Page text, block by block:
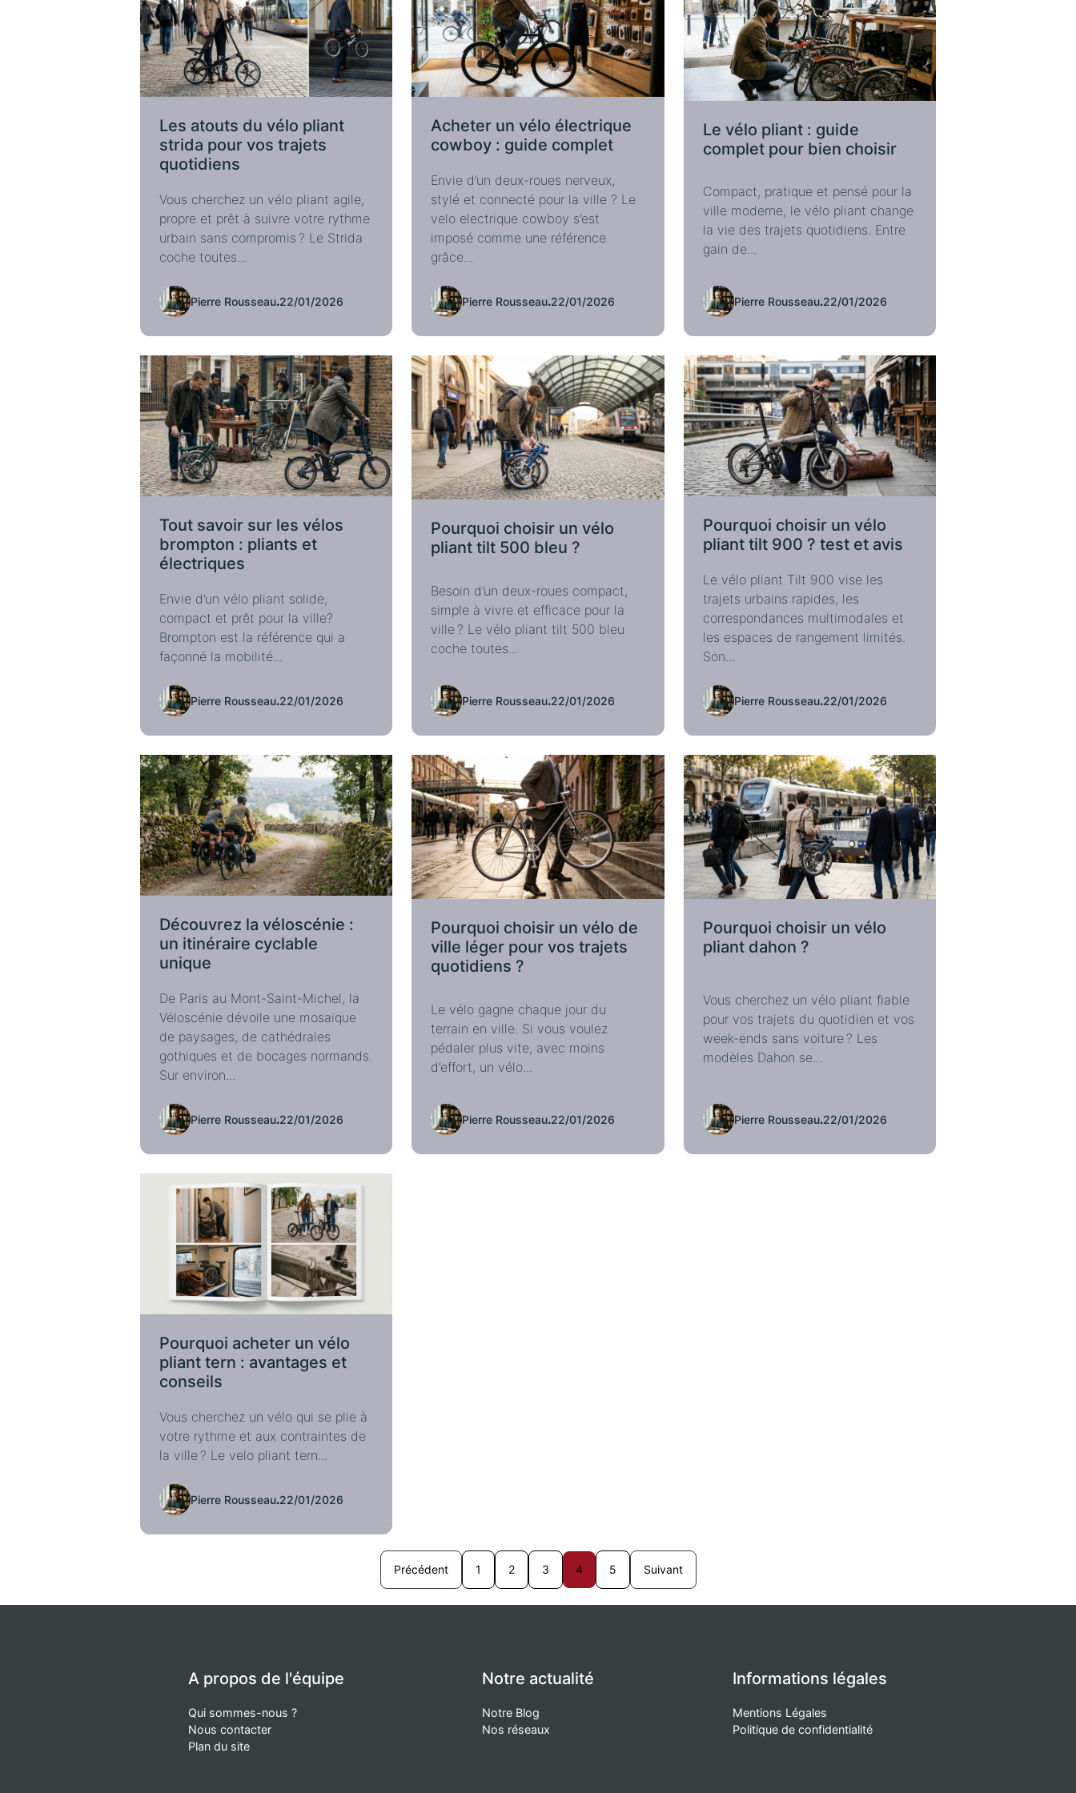
Les atouts du vélo pliant
strida pour vos trajets
quotidiens
Vous cherchez un vélo pliant agile,
propre et prêt à suivre votre rythme
urbain sans compromis ? Le Strida
coche toutes...
Pierre Rousseau.22/01/2026
Acheter un vélo électrique
cowboy : guide complet
Envie d’un deux-roues nerveux,
stylé et connecté pour la ville ? Le
velo electrique cowboy s’est
imposé comme une référence
grâce...
Pierre Rousseau.22/01/2026
Le vélo pliant : guide
complet pour bien choisir
Compact, pratique et pensé pour la
ville moderne, le vélo pliant change
la vie des trajets quotidiens. Entre
gain de...
Pierre Rousseau.22/01/2026
Tout savoir sur les vélos
brompton : pliants et
électriques
Envie d’un vélo pliant solide,
compact et prêt pour la ville?
Brompton est la référence qui a
façonné la mobilité...
Pierre Rousseau.22/01/2026
Pourquoi choisir un vélo
pliant tilt 500 bleu ?
Besoin d’un deux-roues compact,
simple à vivre et efficace pour la
ville ? Le vélo pliant tilt 500 bleu
coche toutes...
Pierre Rousseau.22/01/2026
Pourquoi choisir un vélo
pliant tilt 900 ? test et avis
Le vélo pliant Tilt 900 vise les
trajets urbains rapides, les
correspondances multimodales et
les espaces de rangement limités.
Son...
Pierre Rousseau.22/01/2026
Découvrez la véloscénie :
un itinéraire cyclable
unique
De Paris au Mont-Saint-Michel, la
Véloscénie dévoile une mosaïque
de paysages, de cathédrales
gothiques et de bocages normands.
Sur environ...
Pierre Rousseau.22/01/2026
Pourquoi choisir un vélo de
ville léger pour vos trajets
quotidiens ?
Le vélo gagne chaque jour du
terrain en ville. Si vous voulez
pédaler plus vite, avec moins
d’effort, un vélo...
Pierre Rousseau.22/01/2026
Pourquoi choisir un vélo
pliant dahon ?
Vous cherchez un vélo pliant fiable
pour vos trajets du quotidien et vos
week-ends sans voiture ? Les
modèles Dahon se...
Pierre Rousseau.22/01/2026
Pourquoi acheter un vélo
pliant tern : avantages et
conseils
Vous cherchez un vélo qui se plie à
votre rythme et aux contraintes de
la ville ? Le velo pliant tern...
Pierre Rousseau.22/01/2026
Précédent 1 2 3 4 5 Suivant
A propos de l'équipe
Qui sommes-nous ?
Nous contacter
Plan du site
Notre actualité
Notre Blog
Nos réseaux
Informations légales
Mentions Légales
Politique de confidentialité